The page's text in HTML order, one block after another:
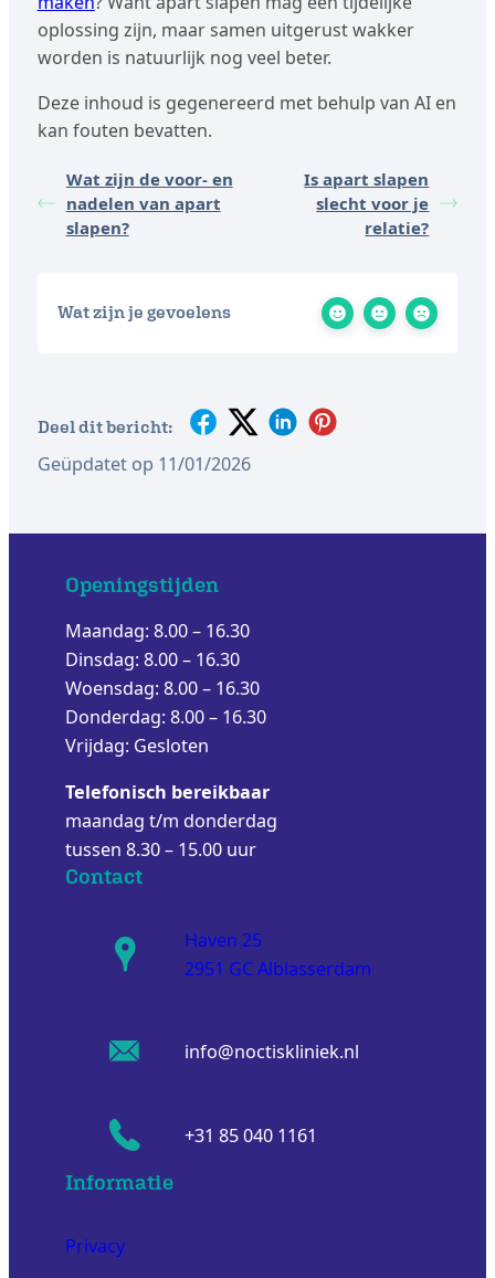
oplossing zijn, maar samen uitgerust wakker
worden is natuurlijk nog veel beter.
Deze inhoud is gegenereerd met behulp van AI en
kan fouten bevatten.
Wat zijn de voor- en
nadelen van apart
slapen?
Is apart slapen
slecht voor je
relatie?
Wat zijn je gevoelens
Deel dit bericht:
Geüpdatet op 11/01/2026
Openingstijden
Maandag: 8.00 – 16.30
Dinsdag: 8.00 – 16.30
Woensdag: 8.00 – 16.30
Donderdag: 8.00 – 16.30
Vrijdag: Gesloten
Telefonisch bereikbaar
maandag t/m donderdag
tussen 8.30 – 15.00 uur
Contact
Haven 25
2951 GC Alblasserdam
info@noctiskliniek.nl
+31 85 040 1161
Informatie
Privacy